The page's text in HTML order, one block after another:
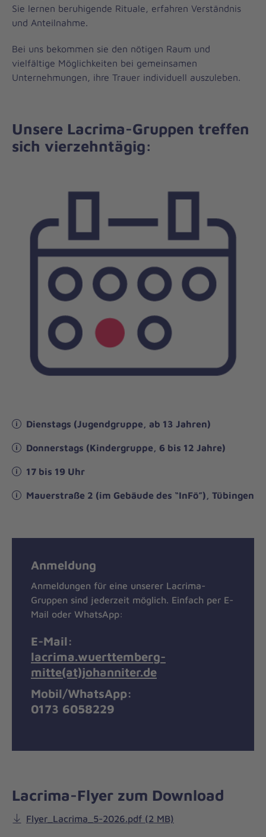
Sie lernen beruhigende Rituale, erfahren Verständnis
und Anteilnahme.
Bei uns bekommen sie den nötigen Raum und
vielfältige Möglichkeiten bei gemeinsamen
Unternehmungen, ihre Trauer individuell auszuleben.
Unsere Lacrima-Gruppen treffen
sich vierzehntägig:
Dienstags (Jugendgruppe, ab 13 Jahren)
Donnerstags (Kindergruppe, 6 bis 12 Jahre)
17 bis 19 Uhr
Mauerstraße 2 (im Gebäude des “InFö”), Tübingen
Anmeldung
Anmeldungen für eine unserer Lacrima-
Gruppen sind jederzeit möglich. Einfach per E-
Mail oder WhatsApp:
E-Mail:
lacrima.wuerttemberg-
mitte(at)johanniter.de
Mobil/WhatsApp:
0173 6058229
Lacrima-Flyer zum Download
Flyer_Lacrima_5-2026.pdf (2 MB)